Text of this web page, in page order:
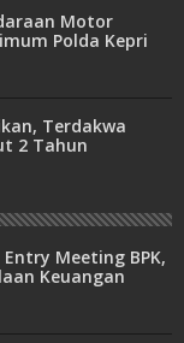
Motor
Polda Kepri
Terdakwa
2 Tahun
Meeting BPK,
Keuangan